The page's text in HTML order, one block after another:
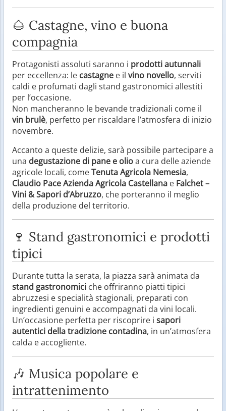
🌰 Castagne, vino e buona
compagnia
Protagonisti assoluti saranno i prodotti autunnali
per eccellenza: le castagne e il vino novello, serviti
caldi e profumati dagli stand gastronomici allestiti
per l’occasione.
Non mancheranno le bevande tradizionali come il
vin brulè, perfetto per riscaldare l’atmosfera di inizio
novembre.
Accanto a queste delizie, sarà possibile partecipare a
una degustazione di pane e olioa cura delle aziende
agricole locali, comeTenuta Agricola Nemesia,
Claudio Pace Azienda Agricola Castellana e Falchet –
Vini & Sapori d’Abruzzo, che porteranno il meglio
della produzione del territorio.
🍷 Stand gastronomici e prodotti
tipici
Durante tutta la serata, la piazza sarà animata da
stand gastronomici che offriranno piatti tipici
abruzzesi e specialità stagionali, preparati con
ingredienti genuini e accompagnati da vini locali.
Un’occasione perfetta per riscoprire i sapori
autentici della tradizione contadina, in un’atmosfera
calda e accogliente.
🎶 Musica popolare e
intrattenimento